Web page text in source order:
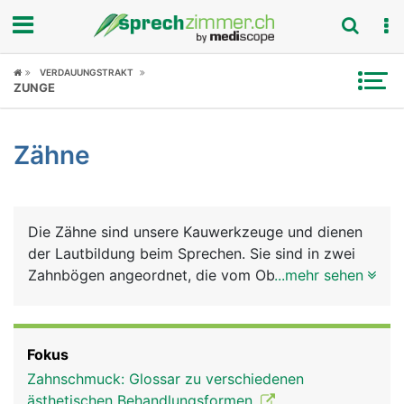
Fokus
Symptome
News
Rubriken
VERDAUUNGSTRAKT
ZUNGE
Zähne
Die Zähne sind unsere Kauwerkzeuge und dienen
der Lautbildung beim Sprechen. Sie sind in zwei
Zahnbögen angeordnet, die vom Oberkiefer- und
mittleren Kindesalter vom bleibenden Gebiss
ersetzt wird, das aus 32 Zähnen besteht: auf jeder
...mehr sehen
Fokus
Zahnschmuck: Glossar zu verschiedenen
ästhetischen Behandlungsformen